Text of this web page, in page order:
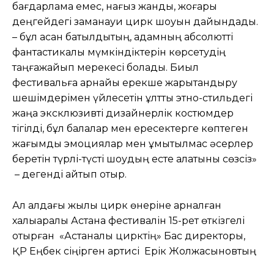
бағдарлама емес, нағыз жанды, жоғары
деңгейдегі заманауи цирк шоуын дайындадық.
– бұл асқан батылдықтың, адамның абсолютті
фантастикалық мүмкіндіктерін көрсетудің
таңғажайып мерекесі болады. Биыл
фестивальға арнайы ерекше жарықтандыру
шешімдерімен үйлесетін ұлттық этно-стильдегі
жаңа эксклюзивті дизайнерлік костюмдер
тігілді, бұл балалар мен ересектерге көптеген
жағымды эмоциялар мен ұмытылмас әсерлер
беретін түрлі-түсті шоудың есте қалатыны сөзсіз»
– дегенді айтып отыр.
Ал алдағы жылы цирк өнеріне арналған
халықаралық Астана фестивалін 15-рет өткізгелі
отырған «Астаналық цирктің» Бас директоры,
ҚР Еңбек сіңірген артисі Ерік Жолжақсыновтың